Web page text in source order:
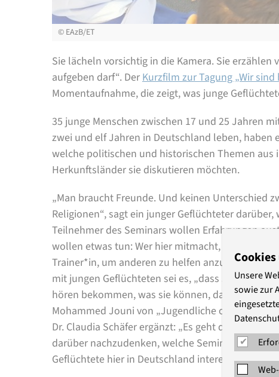
© EAzB/ET
Sie lächeln vorsichtig in die Kamera. Sie
aufgeben darf“. Der Kurzfilm zur Tagung „Wir sind
Momentaufnahme, die zeigt, was junge
35 junge Menschen zwischen 17 und 25 Jahren
zwei und elf Jahren in Deutschland leben,
welche politischen und historischen Themen aus
Herkunftsländer sie diskutieren möchten.
„Man braucht Freunde. Und keinen Unterschied
Religionen“, sagt ein junger Geflüchteter
Teilnehmer des Seminars wollen Erfahrungen
wollen etwas tun: Wer hier mitmacht, leitet
Trainer*in, um anderen zu helfen anzukommen.
mit jungen Geflüchteten sei es, „dass sie einen
hören bekommen, was sie können, dass sie
Mohammed Jouni von „Jugendliche ohne
Dr. Claudia Schäfer ergänzt: „Es geht darum,
darüber nachzudenken, welche
Geflüchtete hier in Deutschland interessant sein
Unsere
sowie zur